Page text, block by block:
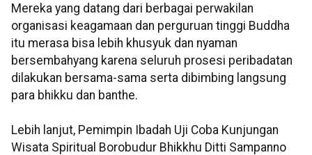
Mereka yang datang dari berbagai perwakilan
organisasi keagamaan dan perguruan tinggi Buddha
itu merasa bisa lebih khusyuk dan nyaman
bersembahyang karena seluruh prosesi peribadatan
dilakukan bersama-sama serta dibimbing langsung
para bhikku dan banthe.
Lebih lanjut, Pemimpin Ibadah Uji Coba Kunjungan
Wisata Spiritual Borobudur Bhikkhu Ditti Sampanno